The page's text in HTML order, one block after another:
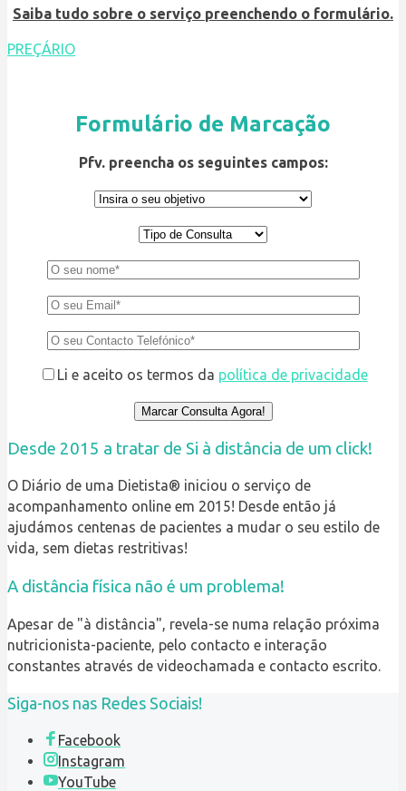
Saiba tudo sobre o serviço preenchendo o formulário.
PREÇÁRIO
Formulário de Marcação
Pfv. preencha os seguintes campos:
Li e aceito os termos da política de privacidade
Desde 2015 a tratar de Si à distância de um click!
O Diário de uma Dietista® iniciou o serviço de
acompanhamento online em 2015! Desde então já
ajudámos centenas de pacientes a mudar o seu estilo de
vida, sem dietas restritivas!
A distância física não é um problema!
Apesar de "à distância", revela-se numa relação próxima
nutricionista-paciente, pelo contacto e interação
constantes através de videochamada e contacto escrito.
Siga-nos nas Redes Sociais!
Facebook
Instagram
YouTube